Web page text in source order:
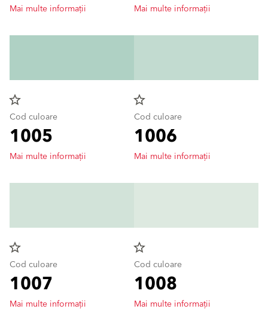
Mai multe informații Mai multe informații
star_border
Cod culoare
1005
Mai multe informații
star_border
Cod culoare
1006
Mai multe informații
star_border
Cod culoare
1007
Mai multe informații
star_border
Cod culoare
1008
Mai multe informații